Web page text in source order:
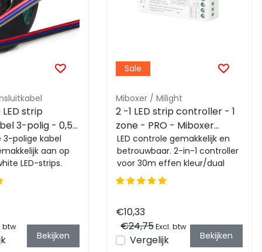
strip
3-polig - 0,5
- voor dual
3-polige kabel
aan op
LED-strips.
van 1 meter
btw
Bekijken
Sale
Miboxer / Milight
2 -1 LED strip controller - 1
zone - PRO - Miboxer
FUT035S+
LED controle gemakkelijk en
betrouwbaar. 2-in-1 controller
voor 30m effen kleur/dual
white strips. Kleur en dimmen
per z...
€10,33
€24,75Excl. btw
Vergelijk Bekijken